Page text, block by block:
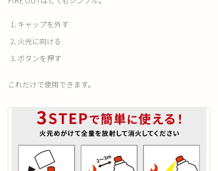
キャップを外す
火元に向ける
ボタンを押す
これだけで使用できます。